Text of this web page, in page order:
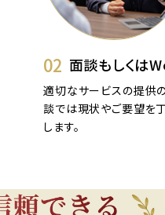
02 面談もしくは
適切なサービスの提供
談では現状やご要望を
します。